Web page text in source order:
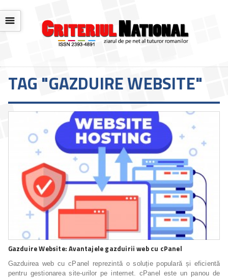
☰
TAG "GAZDUIRE WEBSITE"
Gazduire Website: Avantajele gazduirii web cu cPanel
Gazduirea web cu cPanel reprezintă o soluție populară și eficientă
pentru gestionarea site-urilor pe internet. cPanel este un panou de